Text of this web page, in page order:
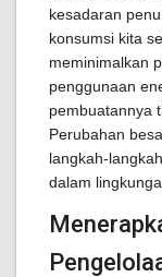
kesadaran
konsumsi kita
meminimalkan
penggunaan
pembuatannya
Perubahan
langkah-
dalam